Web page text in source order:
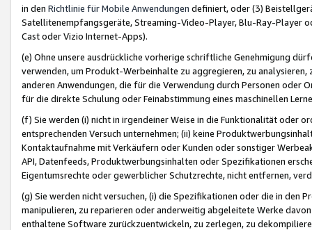
in den Richtlinie für Mobile Anwendungen definiert, oder (3)
Satellitenempfangsgeräte, Streaming-Video-Player, Blu-Ray-Player
Cast oder Vizio Internet-Apps).
(e) Ohne unsere ausdrückliche vorherige schriftliche Genehmigung
verwenden, um Produkt-Werbeinhalte zu aggregieren, zu
anderen Anwendungen, die für die Verwendung durch Personen
für die direkte Schulung oder Feinabstimmung eines maschinellen
(f) Sie werden (i) nicht in irgendeiner Weise in die Funktionalität oder
entsprechenden Versuch unternehmen; (ii) keine
Kontaktaufnahme mit Verkäufern oder Kunden oder sonstiger
API, Datenfeeds, Produktwerbungsinhalten oder Spezifikationen
Eigentumsrechte oder gewerblicher Schutzrechte, nicht entfernen,
(g) Sie werden nicht versuchen, (i) die Spezifikationen oder die in
manipulieren, zu reparieren oder anderweitig abgeleitete Werke
enthaltene Software zurückzuentwickeln, zu zerlegen, zu